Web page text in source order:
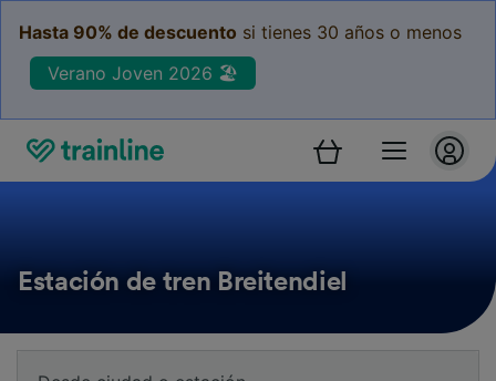
Hasta 90% de descuento si tienes 30 años o menos
Verano Joven 2026 🏖️
Estación de tren Breitendiel